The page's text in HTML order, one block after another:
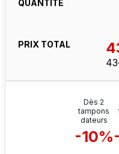
QUANTITÉ
PRIX TOTAL
43
Dès 2
tampons
dateurs
-10%